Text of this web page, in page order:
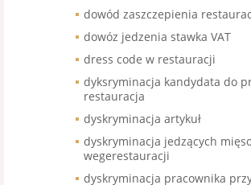
dowód zaszczepienia
dowóz jedzenia stawka VAT
dress code w restauracji
dyksryminacja kandydata do
restauracja
dyskryminacja artykuł
dyskryminacja jedzących
wegerestauracji
dyskryminacja pracownika